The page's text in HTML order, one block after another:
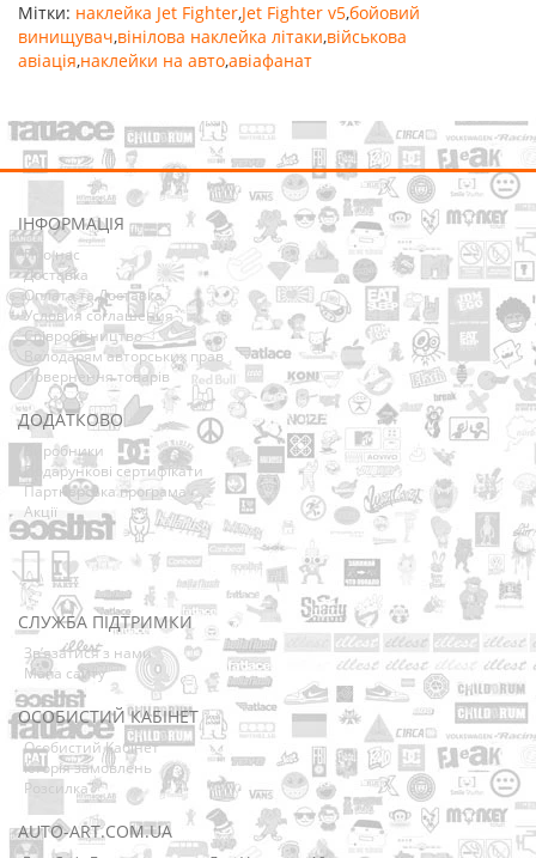
Мітки: наклейка Jet Fighter,Jet Fighter v5,бойовий
винищувач,вінілова наклейка літаки,військова
авіація,наклейки на авто,авіафанат
ІНФОРМАЦІЯ
Про нас
Доставка
Оплата та Доставка
Условия соглашения
Співробітництво
Володарям авторських прав
Повернення товарів
ДОДАТКОВО
Виробники
Подарункові сертифікати
Партнерська програма
Акції
СЛУЖБА ПІДТРИМКИ
Зв’язатися з нами
Мапа сайту
ОСОБИСТИЙ КАБІНЕТ
Особистий Кабінет
Історія замовлень
Розсилка
AUTO-ART.COM.UA